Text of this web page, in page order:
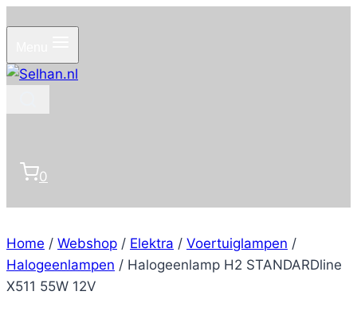
inhoud
0
Home / Webshop / Elektra / Voertuiglampen /
Halogeenlampen / Halogeenlamp H2 STANDARDline
X511 55W 12V